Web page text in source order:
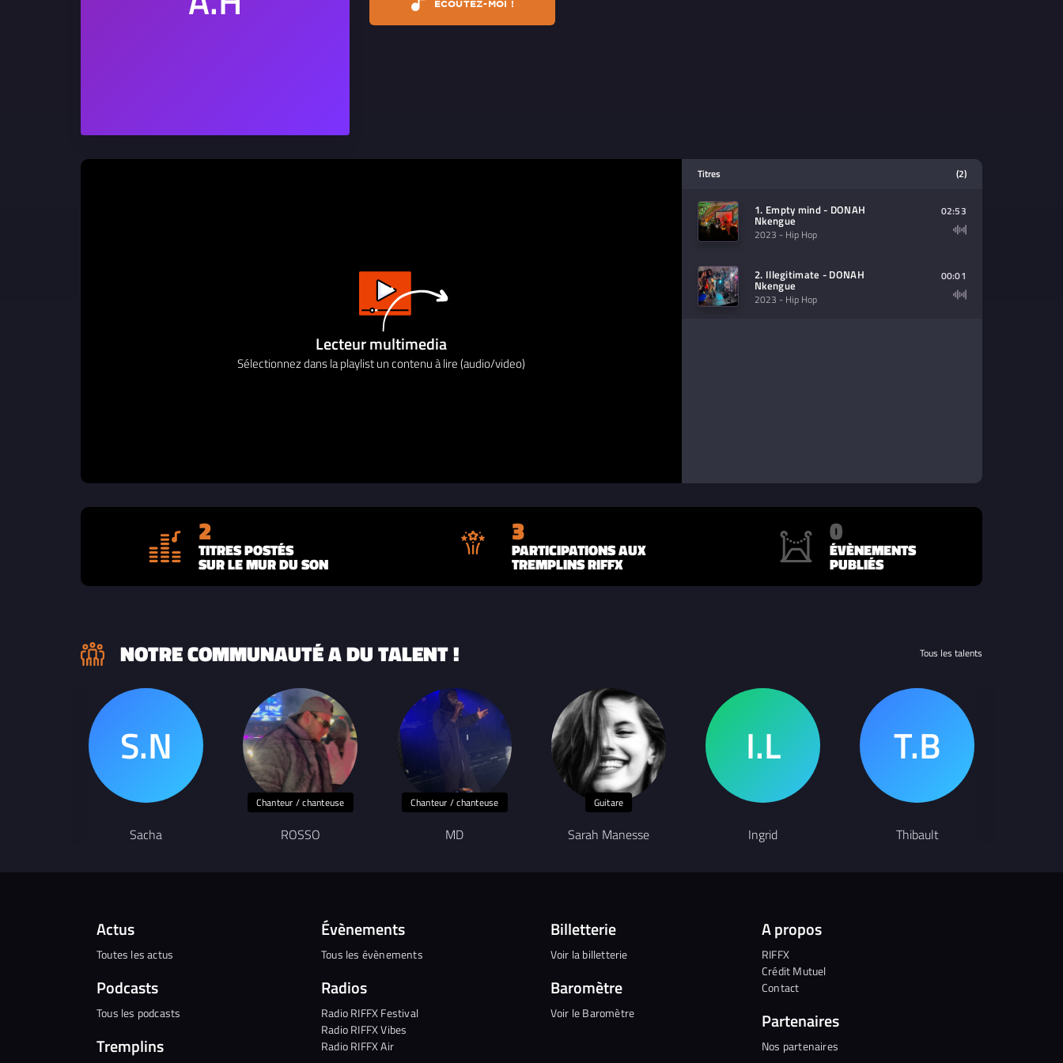
ÉCOUTEZ-MOI !
Lecteur multimedia
Sélectionnez dans la playlist un contenu à lire (audio/video)
Titres (2)
1. Empty mind - DONAH
Nkengue
2023 - Hip Hop
02:53
2. Illegitimate - DONAH
Nkengue
2023 - Hip Hop
00:01
2
TITRES POSTÉS
SUR LE MUR DU SON
3
PARTICIPATIONS AUX
TREMPLINS RIFFX
0
ÉVÈNEMENTS
PUBLIÉS
NOTRE COMMUNAUTÉ A DU TALENT ! Tous les talents
Sacha
Chanteur / chanteuse
ROSSO
Chanteur / chanteuse
MD
Guitare
Sarah Manesse Ingrid Thibault
Actus
Toutes les actus
Podcasts
Tous les podcasts
Tremplins
Évènements
Tous les évènements
Radios
Radio RIFFX Festival
Radio RIFFX Vibes
Radio RIFFX Air
Billetterie
Voir la billetterie
Baromètre
Voir le Baromètre
A propos
RIFFX
Crédit Mutuel
Contact
Partenaires
Nos partenaires